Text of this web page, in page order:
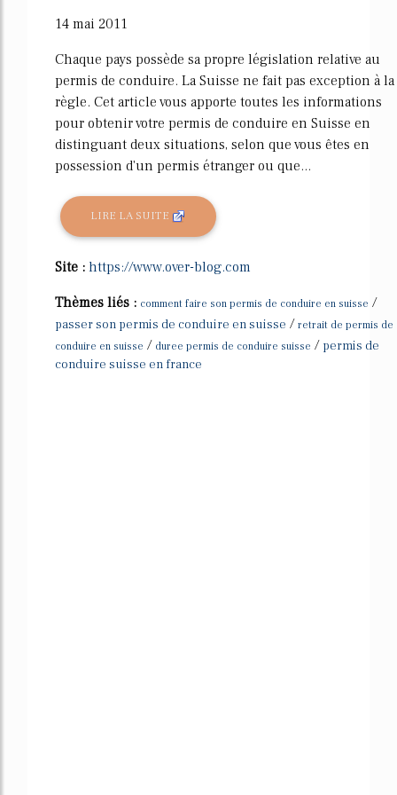
14 mai 2011
Chaque pays possède sa propre législation relative au
permis de conduire. La Suisse ne fait pas exception à la
règle. Cet article vous apporte toutes les informations
pour obtenir votre permis de conduire en Suisse en
distinguant deux situations, selon que vous êtes en
possession d'un permis étranger ou que...
LIRE LA SUITE
Site : https://www.over-blog.com
Thèmes liés : comment faire son permis de conduire en suisse /
passer son permis de conduire en suisse / retrait de permis de
conduire en suisse / duree permis de conduire suisse / permis de
conduire suisse en france